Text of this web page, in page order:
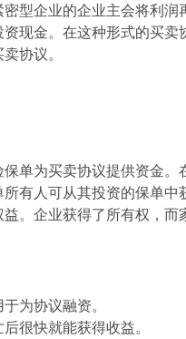
型企业的企业主会将利润
现金。在这种形式的买卖
协议。
单为买卖协议提供资金。
有人可从其投资的保单中
。企业获得了所有权，而
为协议融资。
很快就能获得收益。